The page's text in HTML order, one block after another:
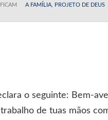
A FAMÍLIA, PROJETO DE DEUS
o seguinte: Bem-
de tuas mãos